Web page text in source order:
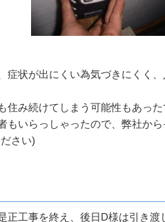
症状が出にくい為気づきにくく
住み続けてしまう可能性もあった
もいらっしゃったので、弊社から
さい)
正工事を終え、後日D様は引き渡